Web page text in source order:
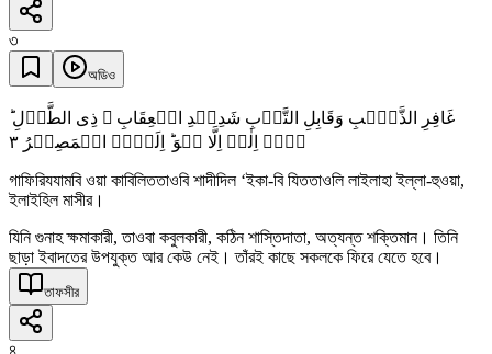
৩
অডিও
غَافِرِ الذَّنۡۢبِ وَقَابِلِ التَّوۡبِ شَدِیۡدِ الۡعِقَابِ ۙ ذِی الطَّوۡلِ ؕ
لَاۤ اِلٰہَ اِلَّا ہُوَ ؕ اِلَیۡہِ الۡمَصِیۡرُ ٣
গাফিরিযযামবি ওয়া কাবিলিততাওবি শাদীদিল ‘ইকা-বি যিততাওলি লাইলাহা ইল্লা-হুওয়া,
ইলাইহিল মাসীর।
যিনি গুনাহ ক্ষমাকারী, তাওবা কবুলকারী, কঠিন শাস্তিদাতা, অত্যন্ত শক্তিমান। তিনি
ছাড়া ইবাদতের উপযুক্ত আর কেউ নেই। তাঁরই কাছে সকলকে ফিরে যেতে হবে।
তাফসীর
৪